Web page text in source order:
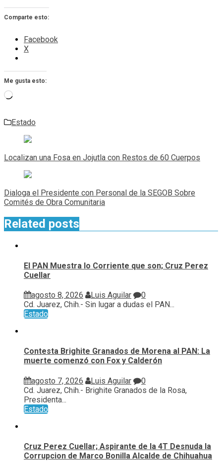
Comparte esto:
Facebook
X
Me gusta esto:
Cargando...
Estado
Navegación
de
entradas
Localizan una Fosa en Jojutla con Restos de 60 Cuerpos
Dialoga el Presidente con Personal de la SEGOB Sobre
Comités de Obra Comunitaria
Related posts
El PAN Muestra lo Corriente que son; Cruz Perez
Cuellar
agosto 8, 2026 Luis Aguilar
0
Cd. Juarez, Chih.- Sin lugar a dudas el PAN...
Estado
Contesta Brighite Granados de Morena al PAN: La
muerte comenzó con Fox y Calderón
agosto 7, 2026 Luis Aguilar
0
Cd. Juarez, Chih.- Brighite Granados de la Rosa,
Presidenta...
Estado
Cruz Perez Cuellar; Aspirante de la 4T Desnuda la
Corrupcion de Marco Bonilla Alcalde de Chihuahua